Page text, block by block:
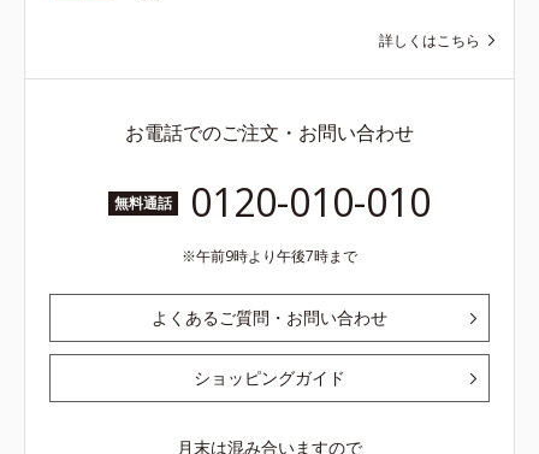
詳しくはこちら
お電話でのご注文・お問い合わせ
無料通話 0120-010-010
午前9時より午後7時まで
よくあるご質問・お問い合わせ
ショッピングガイド
月末は混み合いますので